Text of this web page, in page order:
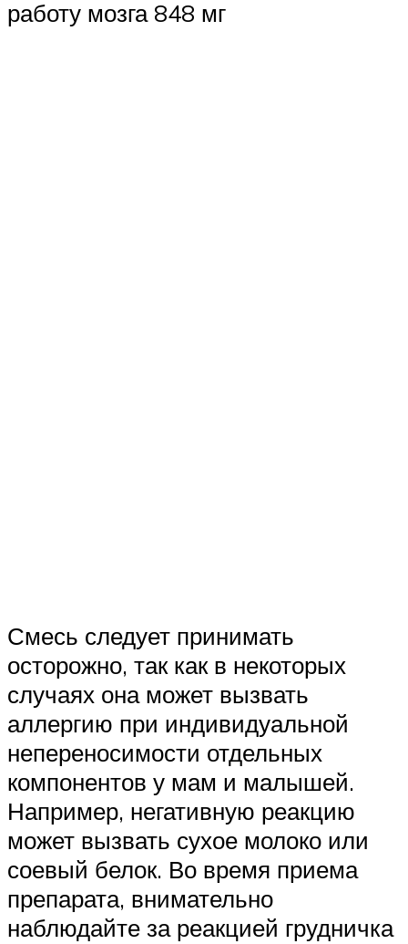
работу мозга 848 мг
Смесь следует принимать
осторожно, так как в некоторых
случаях она может вызвать
аллергию при индивидуальной
непереносимости отдельных
компонентов у мам и малышей.
Например, негативную реакцию
может вызвать сухое молоко или
соевый белок. Во время приема
препарата, внимательно
наблюдайте за реакцией грудничка